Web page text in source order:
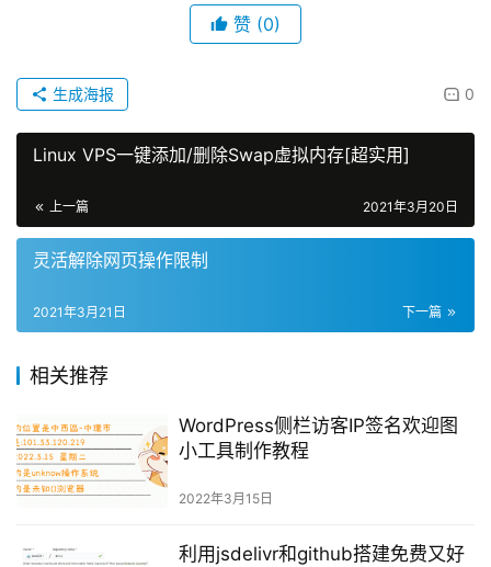
赞 (0)
0
生成海报
Linux VPS一键添加/删除Swap虚拟内存[超实用]
上一篇 2021年3月20日
灵活解除网页操作限制
下一篇
2021年3月21日
相关推荐
WordPress侧栏访客IP签名欢迎图
小工具制作教程
2022年3月15日
利用jsdelivr和github搭建免费又好